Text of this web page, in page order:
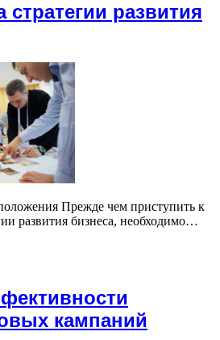
стратегии развития
Прежде чем приступить к
развития бизнеса, необходимо…
кампаний